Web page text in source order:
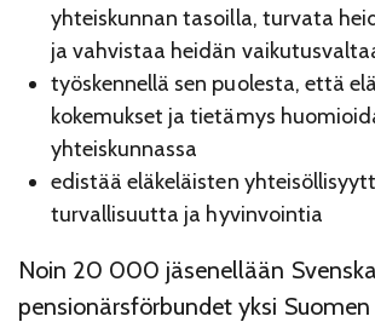
yhteiskunnan tasoilla, turvata
ja vahvistaa heidän
työskennellä sen puolesta, että
kokemukset ja tietämys
yhteiskunnassa
edistää eläkeläisten
turvallisuutta ja hyvinvointia
Noin 20 000 jäsenellään Svenska
pensionärsförbundet yksi